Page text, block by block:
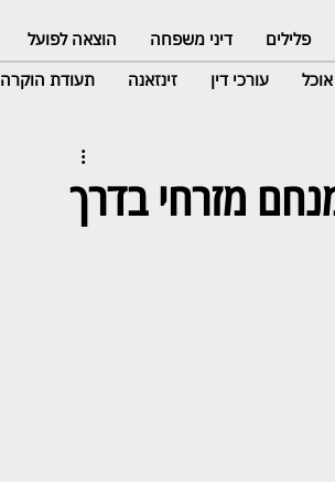
פלילים דיני משפחה הוצאה לפועל
אוכל עורכי דין זינזאנה תעודת הוקרה
מזרחי בדרך